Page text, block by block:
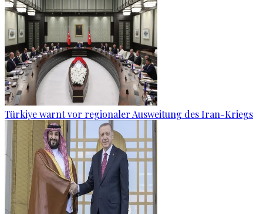
Türkiye warnt vor regionaler Ausweitung des Iran-Kriegs